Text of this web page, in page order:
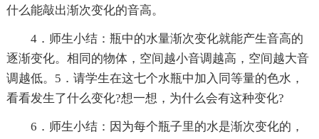
什么能敲出渐次变化的音高。
4．师生小结：瓶中的水量渐次变化就能产生音高的
逐渐变化。相同的物体，空间越小音调越高，空间越大音
调越低。5．请学生在这七个水瓶中加入同等量的色水，
看看发生了什么变化?想一想，为什么会有这种变化?
6．师生小结：因为每个瓶子里的水是渐次变化的，